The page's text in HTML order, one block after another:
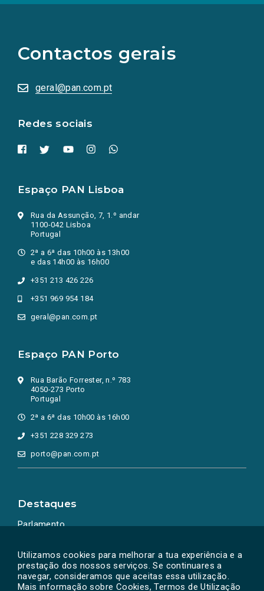
Utilizamos cookies para melhorar a tua experiência e a
prestação dos nossos serviços. Se continuares a
navegar, consideramos que aceitas essa utilização.
Mais informação sobre Cookies, Termos de Utilização
Contactos gerais
geral@pan.com.pt
Redes sociais
redes
sociais
numa
nova
Espaço PAN Lisboa
Rua da Assunção, 7, 1.º andar
1100-042 Lisboa
Portugal
2ª a 6ª das 10h00 às 13h00
e das 14h00 às 16h00
+351 213 426 226
+351 969 954 184
geral@pan.com.pt
Espaço PAN Porto
Rua Barão Forrester, n.º 783
4050-273 Porto
Portugal
2ª a 6ª das 10h00 às 16h00
+351 228 329 273
porto@pan.com.pt
Destaques
Parlamento